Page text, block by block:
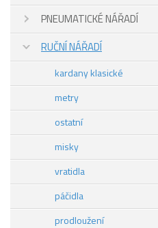
PNEUMATICKÉ NÁŘADÍ
RUČNÍ NÁŘADÍ
kardany klasické
metry
ostatní
misky
vratidla
páčidla
prodloužení